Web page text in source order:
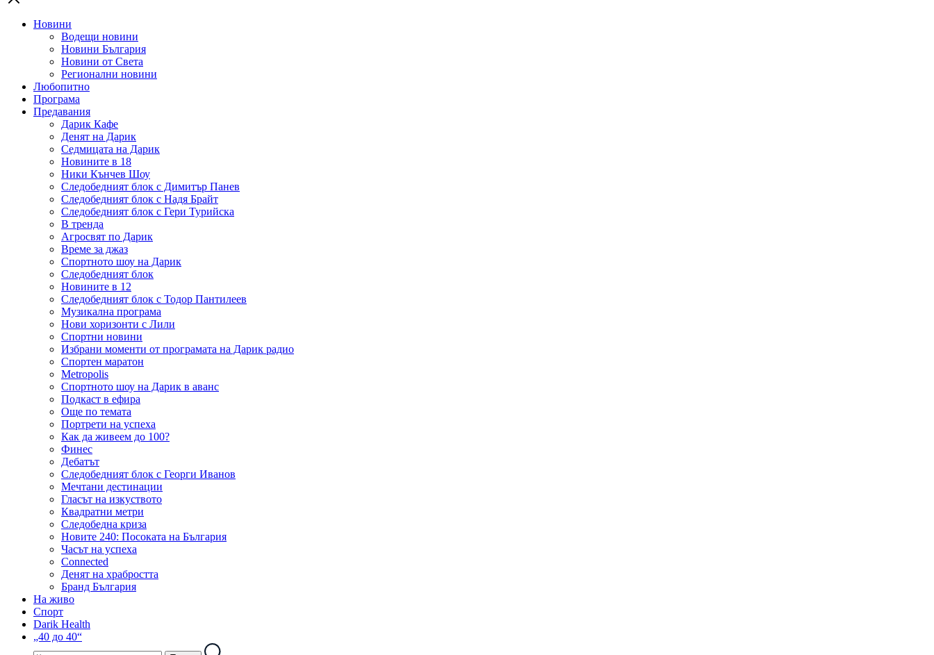
Новини
Водещи новини
Новини България
Новини от Света
Регионални новини
Любопитно
Програма
Предавания
Дарик Кафе
Денят на Дарик
Седмицата на Дарик
Новините в 18
Ники Кънчев Шоу
Следобедният блок с Димитър Панев
Следобедният блок с Надя Брайт
Следобедният блок с Гери Турийска
В тренда
Агросвят по Дарик
Време за джаз
Спортното шоу на Дарик
Следобедният блок
Новините в 12
Следобедният блок с Тодор Пантилеев
Музикална програма
Нови хоризонти с Лили
Спортни новини
Избрани моменти от програмата на Дарик радио
Спортен маратон
Metropolis
Спортното шоу на Дарик в аванс
Подкаст в ефира
Още по темата
Портрети на успеха
Как да живеем до 100?
Финес
Дебатът
Следобедният блок с Георги Иванов
Мечтани дестинации
Гласът на изкуството
Квадратни метри
Следобедна криза
Новите 240: Посоката на България
Часът на успеха
Connected
Денят на храбростта
Бранд България
На живо
Спорт
Darik Health
„40 до 40“